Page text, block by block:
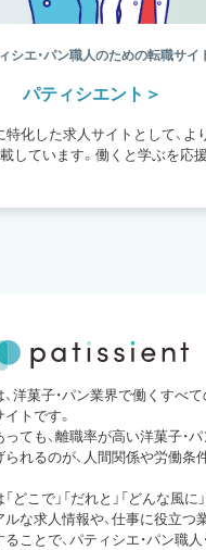
シエ・パン職人のための転職サイ
パティシエント
特化した求人サイトとして、よ
しています。働くと学ぶを応
洋菓子・パン業界で働くすべ
トです。
ても、離職率が高い洋菓子・
れるのが、人間関係や労働条
どこで」「だれと」「どんな風に
ルな求人情報や、仕事に役立つ
ことで、パティシエ・パン職人